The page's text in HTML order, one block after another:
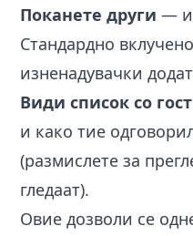
Поканете други —
Стандардно
изненадувачки
Види список со
и како тие
(размислете за
гледаат).
Овие дозволи се